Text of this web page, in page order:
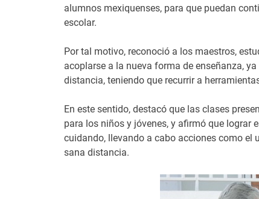
alumnos mexiquenses, para que puedan
escolar.
Por tal motivo, reconoció a los maestros,
acoplarse a la nueva forma de enseñanza,
distancia, teniendo que recurrir a
En este sentido, destacó que las clases
para los niños y jóvenes, y afirmó que lograr
cuidando, llevando a cabo acciones como el
sana distancia.